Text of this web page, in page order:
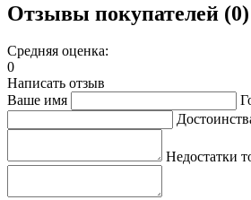
Отзывы покупателей (0)
Средняя оценка:
0
Написать отзыв
Ваше имя
Недостатки